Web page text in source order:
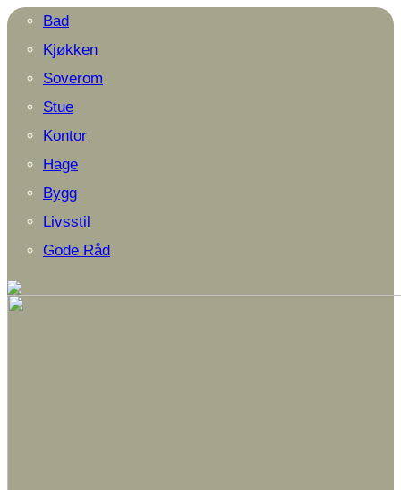
Bad
Kjøkken
Soverom
Stue
Kontor
Hage
Bygg
Livsstil
Gode Råd